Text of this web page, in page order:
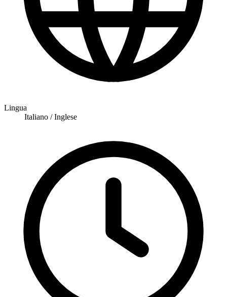
Lingua
Italiano / Inglese